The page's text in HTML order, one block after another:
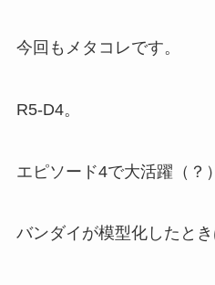
今回もメタコレです。
R5-D4。
エピソード4で大活躍（？
バンダイが模型化したとき